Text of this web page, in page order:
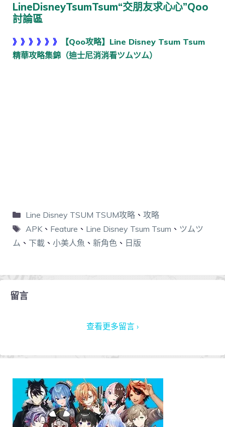
LineDisneyTsumTsum“交朋友求心心”Qoo
討論區
》》》》》》
【Qoo攻略】Line Disney Tsum Tsum
精華攻略集錦（迪士尼消消看ツムツム）
Line Disney TSUM TSUM攻略、 攻略
APK、 Feature 、 Line Disney Tsum Tsum 、 ツムツ
ム 、 下載 、 小美人魚 、 新角色 、 日版
留言
查看更多留言 ›